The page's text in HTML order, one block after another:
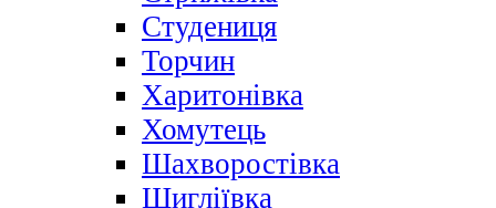
Студениця
Торчин
Харитонівка
Хомутець
Шахворостівка
Щигліївка